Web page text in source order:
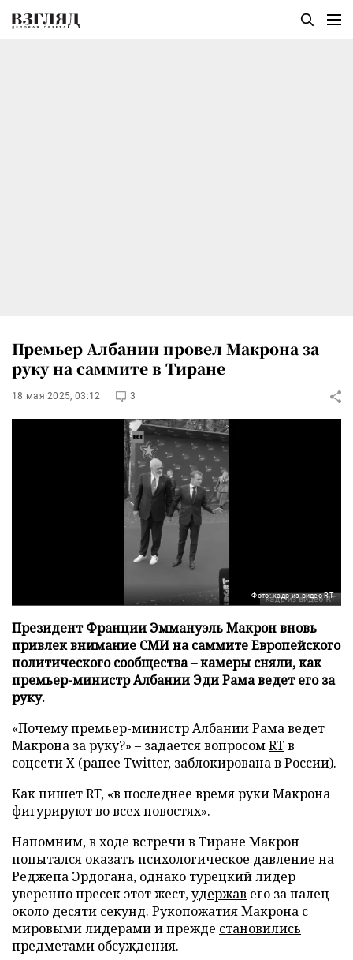
Премьер Албании провел Макрона за
руку на саммите в Тиране
18 мая 2025, 03:12 3
Фото: кадр из видео RT
Президент Франции Эммануэль Макрон вновь
привлек внимание СМИ на саммите Европейского
политического сообщества – камеры сняли, как
премьер-министр Албании Эди Рама ведет его за
руку.
«Почему премьер-министр Албании Рама ведет
Макрона за руку?» – задается вопросомRTв
соцсети X (ранее Twitter, заблокирована в России).
Как пишет RT, «в последнее время руки Макрона
фигурируют во всех новостях».
Напомним, в ходе встречи в Тиране Макрон
попытался оказать психологическое давление на
Реджепа Эрдогана, однако турецкий лидер
уверенно пресек этот жест,удержав его за палец
около десяти секунд. Рукопожатия Макрона с
мировыми лидерами и прежде становились
предметами обсуждения.